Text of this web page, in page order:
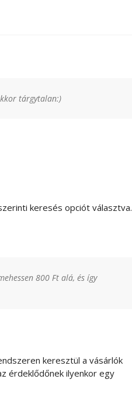
tárgytalan:)
keresés opciót választva.
800 Ft alá, és így
keresztül a vásárlók
érdeklődőnek ilyenkor egy